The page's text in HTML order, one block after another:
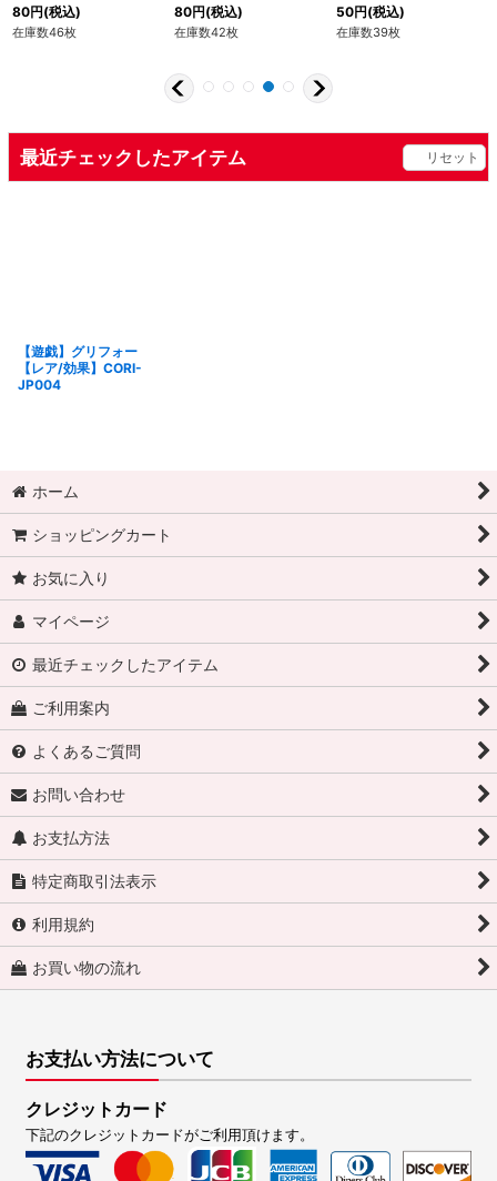
80円(税込)
在庫数46枚
80円(税込)
在庫数42枚
50円(税込)
在庫数39枚
最近チェックしたアイテム リセット
【遊戯】グリフォー
【レア/効果】CORI-
JP004
ホーム
ショッピングカート
お気に入り
マイページ
最近チェックしたアイテム
ご利用案内
よくあるご質問
お問い合わせ
お支払方法
特定商取引法表示
利用規約
お買い物の流れ
お支払い方法について
クレジットカード
下記のクレジットカードがご利用頂けます。